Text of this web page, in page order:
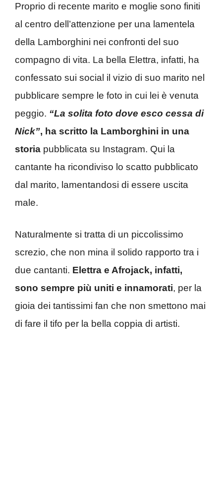
Proprio di recente marito e moglie sono finiti
al centro dell’attenzione per una lamentela
della Lamborghini nei confronti del suo
compagno di vita. La bella Elettra, infatti, ha
confessato sui social il vizio di suo marito nel
pubblicare sempre le foto in cui lei è venuta
peggio. “La solita foto dove esco cessa di
Nick”, ha scritto la Lamborghini in una
storia pubblicata su Instagram. Qui la
cantante ha ricondiviso lo scatto pubblicato
dal marito, lamentandosi di essere uscita
male.
Naturalmente si tratta di un piccolissimo
screzio, che non mina il solido rapporto tra i
due cantanti. Elettra e Afrojack, infatti,
sono sempre più uniti e innamorati, per la
gioia dei tantissimi fan che non smettono mai
di fare il tifo per la bella coppia di artisti.